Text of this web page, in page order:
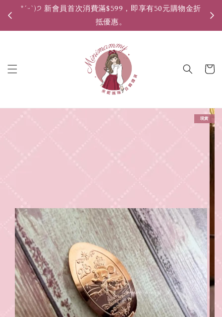
*ˊᵕˋ)੭ 新會員首次消費滿$599，即享有50元購物金折
抵優惠。
現貨